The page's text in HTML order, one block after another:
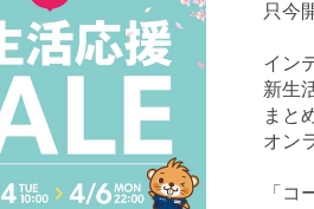
只今
イン
新生
まと
オン
「コ